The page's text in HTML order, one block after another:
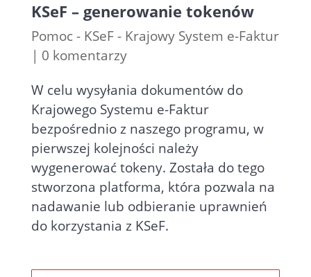
KSeF – generowanie tokenów
Pomoc - KSeF - Krajowy System e-Faktur
| 0 komentarzy
W celu wysyłania dokumentów do
Krajowego Systemu e-Faktur
bezpośrednio z naszego programu, w
pierwszej kolejności należy
wygenerować tokeny. Została do tego
stworzona platforma, która pozwala na
nadawanie lub odbieranie uprawnień
do korzystania z KSeF.